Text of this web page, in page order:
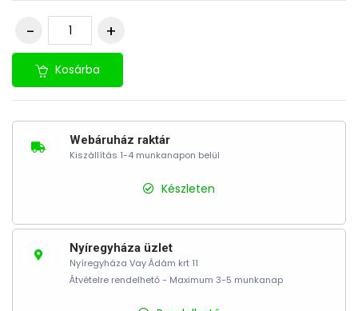
Kosárba
Webáruház raktár
Kiszállítás 1-4 munkanapon belül
Készleten
Nyíregyháza üzlet
Nyíregyháza Vay Ádám krt 11
Átvételre rendelhető - Maximum 3-5 munkanap